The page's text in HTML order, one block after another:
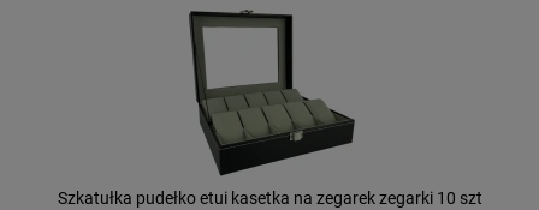
Szkatułka pudełko etui kasetka na zegarek zegarki 10 szt